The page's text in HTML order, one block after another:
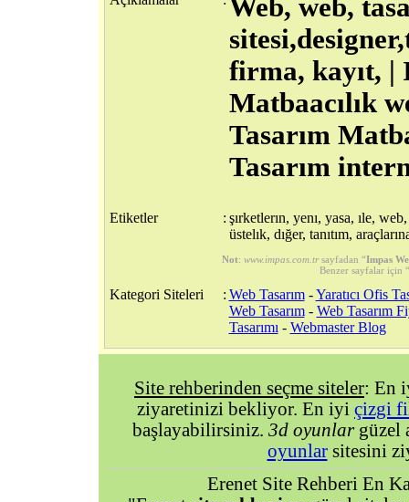
Web, web,
firma, kayıt, |
Matbaacılık
Tasarım
Tasarım
Etiketler : şırketlerın, yenı, yasa, ıle,
üstelık, dığer, tanıtım,
Not: www.impas.com.tr sayfadan “Impas
Benzer sayfalar için “
Kategori Siteleri : Web Tasarım-Yaratıcı Ofis
Web Tasarım- Web Tasarım
Tasarımı - Webmaster Blog
Site rehberinden seçme siteler: En
ziyaretinizi bekliyor. En iyi çizgi
başlayabilirsiniz. 3d oyunlargüzel
oyunlarsitesini
Erenet Site Rehberi En